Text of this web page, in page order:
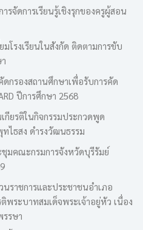
รจัดการเรียนรู้เชิงรุกของครูผู้สอน
โรงเรียนในสังกัด ติดตามการขับ
กรองสถานศึกษาเพื่อรับการคัด
ปีการศึกษา 2568
กียรติในกิจกรรมประกวดพูด
ธสง ดำรงวัฒนธรรม
มคณะกรมการจังหวัดบุรีรัมย์
ราชการและประชาชนอำเภอ
พระบาทสมเด็จพระเจ้าอยู่หัว เนื่อง
รษา